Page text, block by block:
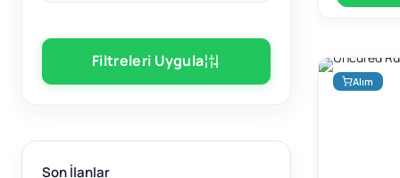
Filtreleri Uygula
Son İlanlar
Alım